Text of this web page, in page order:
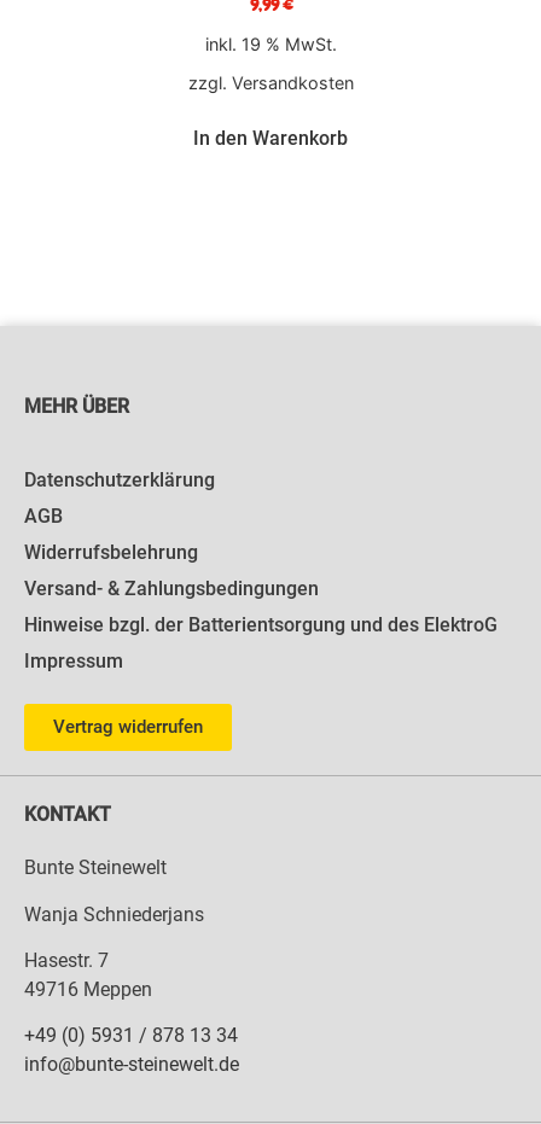
9,99€
inkl. 19 % MwSt.
zzgl. Versandkosten
In den Warenkorb
MEHR ÜBER
Datenschutzerklärung
AGB
Widerrufsbelehrung
Versand- & Zahlungsbedingungen
Hinweise bzgl. der Batterientsorgung und des ElektroG
Impressum
Vertrag widerrufen
KONTAKT
Bunte Steinewelt
Wanja Schniederjans
Hasestr. 7
49716 Meppen
+49 (0) 5931 / 878 13 34
info@bunte-steinewelt.de